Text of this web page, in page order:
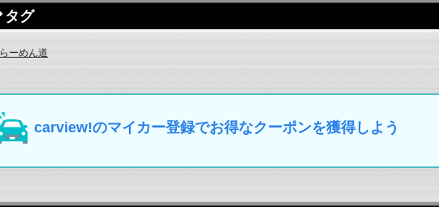
タグ
らーめん道
carview!のマイカー登録でお得なクーポンを獲得しよう